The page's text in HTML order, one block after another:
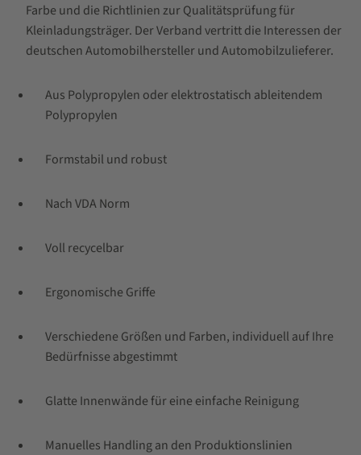
Farbe und die Richtlinien zur Qualitätsprüfung für
Kleinladungsträger. Der Verband vertritt die Interessen der
deutschen Automobilhersteller und Automobilzulieferer.
Aus Polypropylen oder elektrostatisch ableitendem
Polypropylen
Formstabil und robust
Nach VDA Norm
Voll recycelbar
Ergonomische Griffe
Verschiedene Größen und Farben, individuell auf Ihre
Bedürfnisse abgestimmt
Glatte Innenwände für eine einfache Reinigung
Manuelles Handling an den Produktionslinien